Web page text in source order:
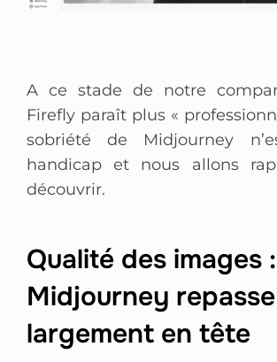
A ce stade de notre
Firefly paraît plus «
sobriété de Midjourney
handicap et nous allons
découvrir.
Qualité des images :
Midjourney repasse
largement en tête